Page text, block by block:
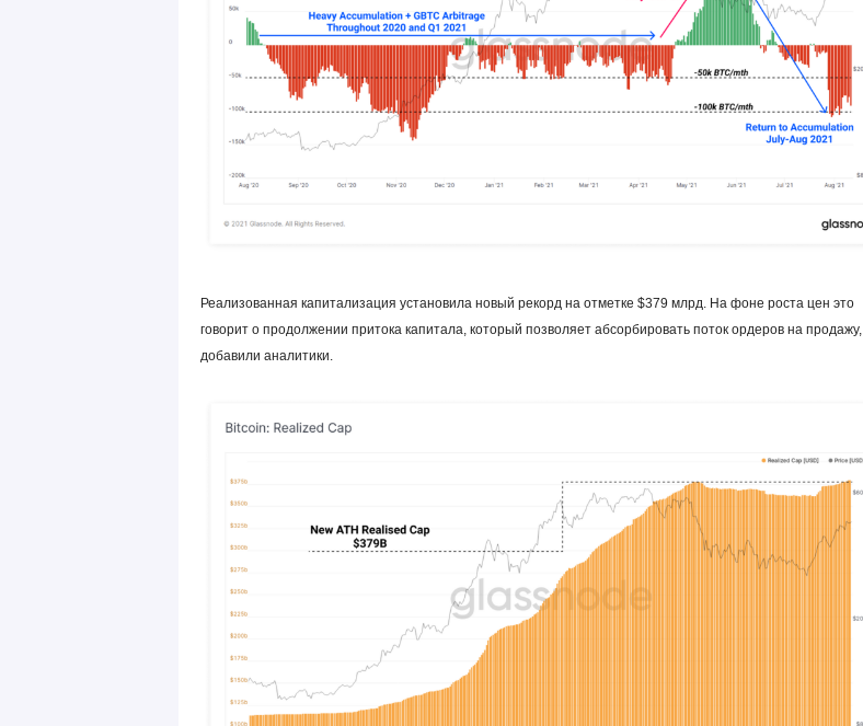
Реализованная капитализация установила новый рекорд на отметке $379 млрд. На фоне роста цен это
говорит о продолжении притока капитала, который позволяет абсорбировать поток ордеров на продажу,
добавили аналитики.